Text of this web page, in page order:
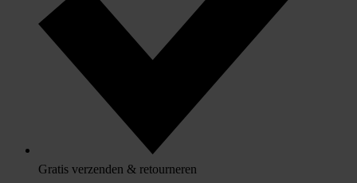
Gratis verzenden & retourneren